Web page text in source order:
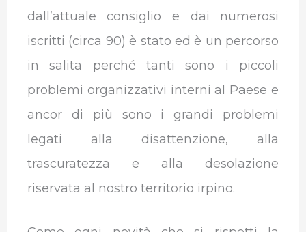
dall’attuale consiglio e dai numerosi
iscritti (circa 90) è stato ed è un percorso
in salita perché tanti sono i piccoli
problemi organizzativi interni al Paese e
ancor di più sono i grandi problemi
legati alla disattenzione, alla
trascuratezza e alla desolazione
riservata al nostro territorio irpino.